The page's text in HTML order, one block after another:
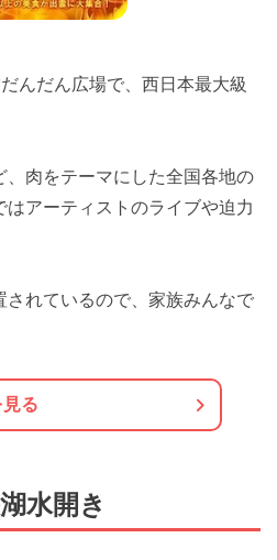
んだん広場で、西日本最大級
肉をテーマにした全国各地の
アーティストのライブや迫力
れているので、家族みんなで
る
水開き